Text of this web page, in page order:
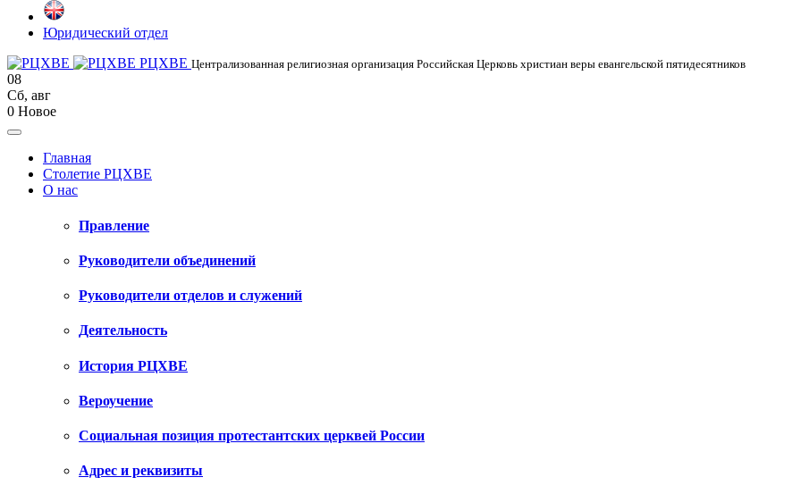
Юридический отдел
РЦХВЕ Централизованная религиозная организация Российская Церковь христиан веры евангельской пятидесятников
08
Сб, авг
0 Новое
Главная
Столетие РЦХВЕ
О нас
Правление
Руководители объединений
Руководители отделов и служений
Деятельность
История РЦХВЕ
Вероучение
Социальная позиция протестантских церквей России
Адрес и реквизиты